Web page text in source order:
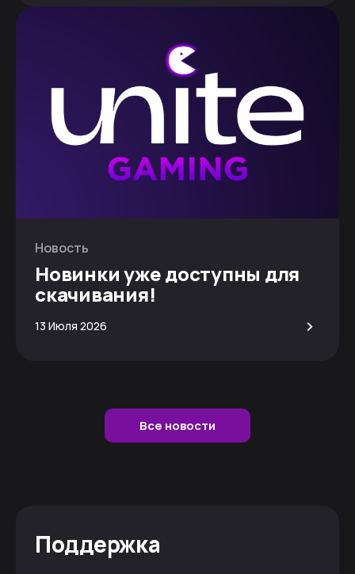
Новость
Новинки уже доступны для
скачивания!
13 Июля 2026 >
Все новости
Поддержка